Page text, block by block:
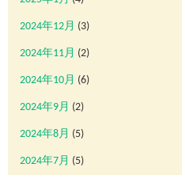
2024年12月 (3)
2024年11月 (2)
2024年10月 (6)
2024年9月 (2)
2024年8月 (5)
2024年7月 (5)